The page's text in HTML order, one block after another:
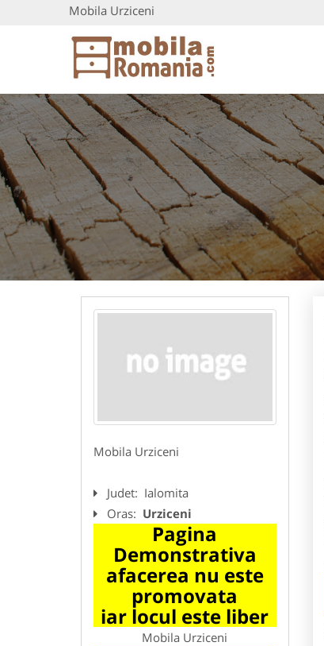
Mobila Urziceni
Mobila Urziceni
Judet: Ialomita
Oras: Urziceni
Pagina
Demonstrativa
afacerea nu este
promovata
iar locul este liber
Mobila Urziceni